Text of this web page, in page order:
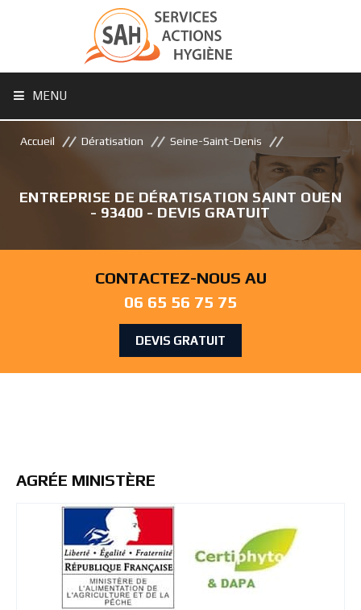
MENU
Accueil Dératisation Seine-Saint-Denis
ENTREPRISE DE DÉRATISATION SAINT OUEN
- 93400 - DEVIS GRATUIT
CONTACTEZ-NOUS AU
06 65 56 75 75
DEVIS GRATUIT
AGRÉE MINISTÈRE